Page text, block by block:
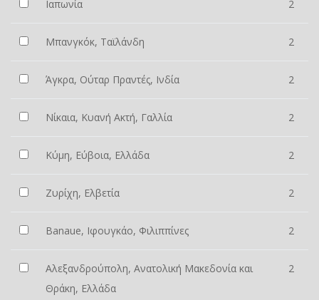
Ιαπωνία 2
Μπανγκόκ, Ταϊλάνδη 2
Άγκρα, Ούταρ Πραντές, Ινδία 2
Νίκαια, Κυανή Ακτή, Γαλλία 2
Κύμη, Εύβοια, Ελλάδα 2
Ζυρίχη, Ελβετία 2
Banaue, Ιφουγκάο, Φιλιππίνες 2
Αλεξανδρούπολη, Ανατολική Μακεδονία και
Θράκη, Ελλάδα
2